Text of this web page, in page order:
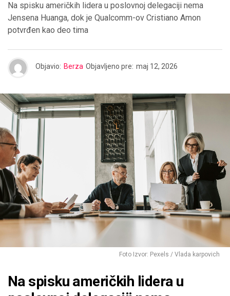
Na spisku američkih lidera u poslovnoj delegaciji nema
Jensena Huanga, dok je Qualcomm-ov Cristiano Amon
potvrđen kao deo tima
Objavio: Berza Objavljeno pre: maj 12, 2026
Foto Izvor: Pexels / Vlada karpovich
Na spisku američkih lidera u